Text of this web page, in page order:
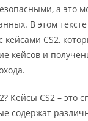
а это
В этом
кейсами CS2,
кейсов и
Кейсы CS2 – это
содержат